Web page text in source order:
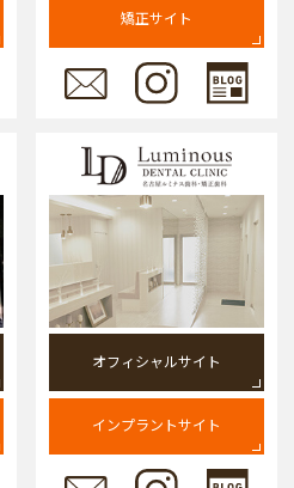
矯正サイト
オフィシャルサイト
インプラントサイト